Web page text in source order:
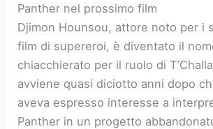
Panther nel prossimo film
Djimon Hounsou, attore noto per i
film di supereroi, è diventato il
chiacchierato per il ruolo di
avviene quasi diciotto anni dopo
aveva espresso interesse a
Panther in un progetto